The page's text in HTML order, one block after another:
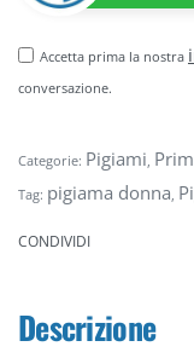
Accetta prima la nostra
conversazione.
Categorie: Pigiami
Tag: pigiama donna
CONDIVIDI
Descrizione